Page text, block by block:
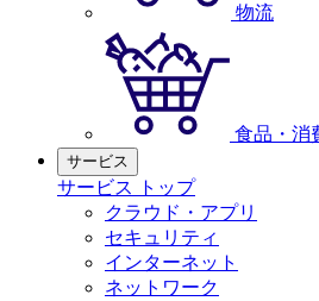
物流
食品・消
サービス
サービス トップ
クラウド・アプリ
セキュリティ
インターネット
ネットワーク